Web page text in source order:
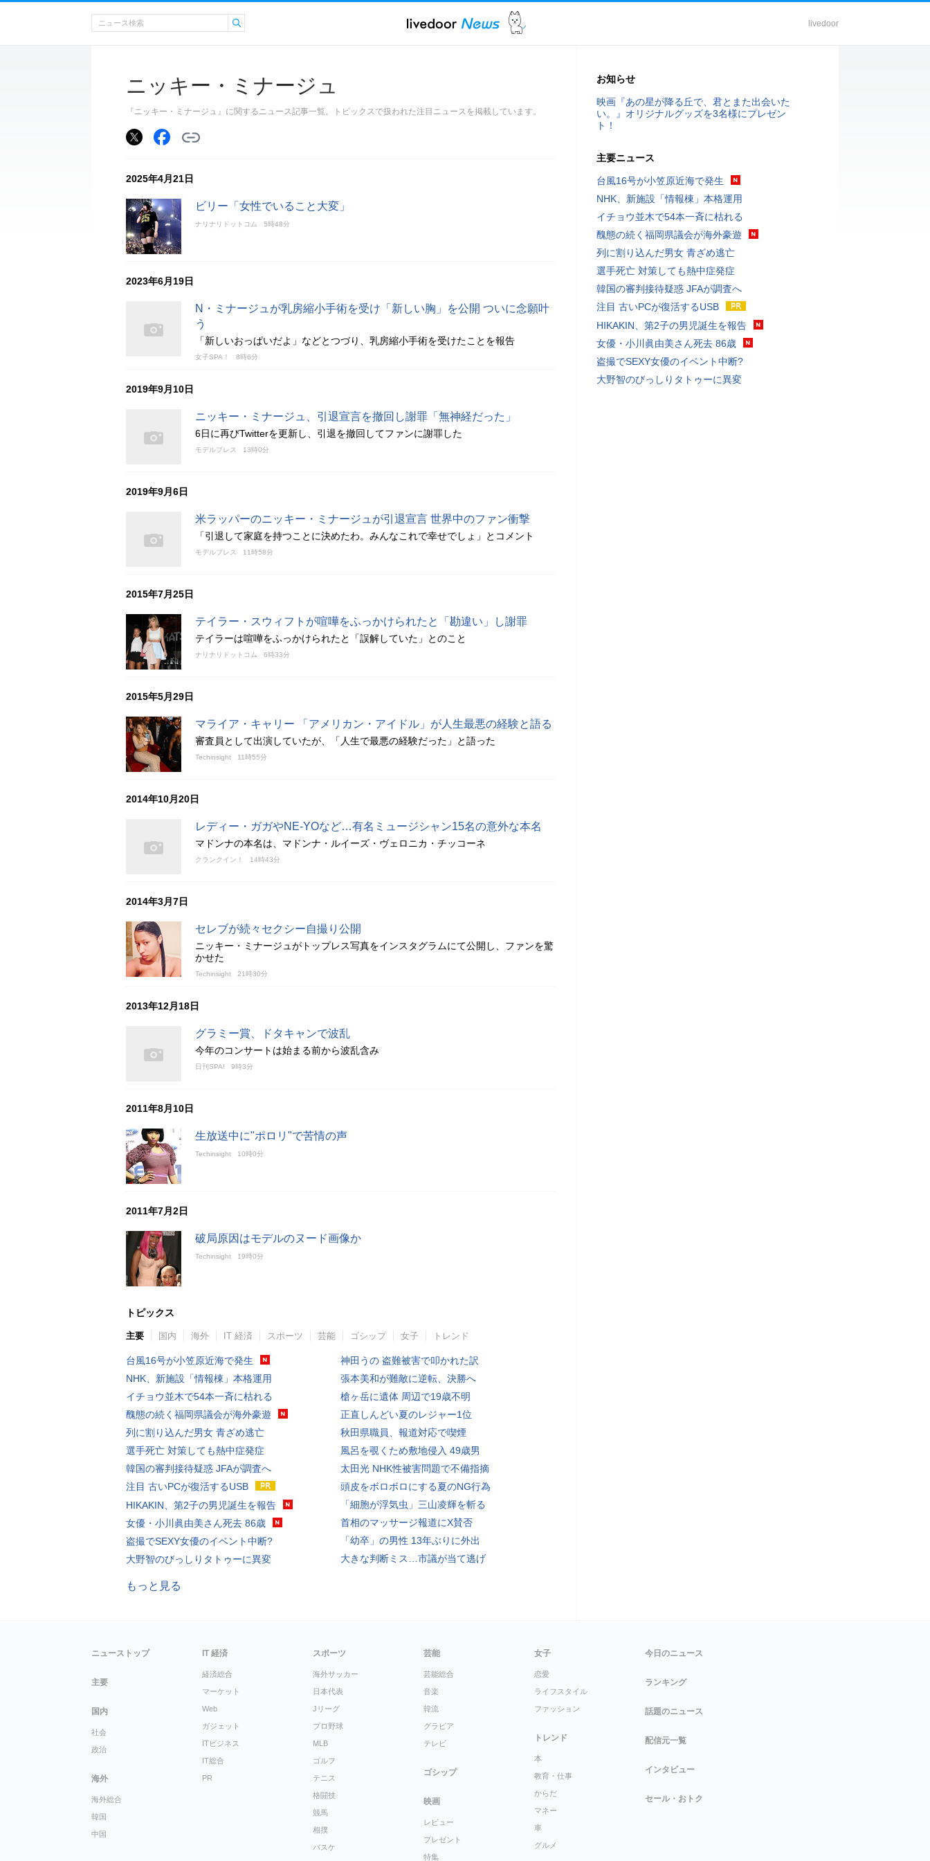
livedoor
ニッキー・ミナージュ
『ニッキー・ミナージュ』に関するニュース記事一覧。トピックスで扱われた注目ニュースを掲載しています。
2025年4月21日
ビリー「女性でいること大変」
ナリナリドットコム 5時48分
2023年6月19日
N・ミナージュが乳房縮小手術を受け「新しい胸」を公開 ついに念願叶
う
「新しいおっぱいだよ」などとつづり、乳房縮小手術を受けたことを報告
女子SPA！ 8時6分
2019年9月10日
ニッキー・ミナージュ、引退宣言を撤回し謝罪「無神経だった」
6日に再びTwitterを更新し、引退を撤回してファンに謝罪した
モデルプレス 13時0分
2019年9月6日
米ラッパーのニッキー・ミナージュが引退宣言 世界中のファン衝撃
「引退して家庭を持つことに決めたわ。みんなこれで幸せでしょ」とコメント
モデルプレス 11時58分
2015年7月25日
テイラー・スウィフトが喧嘩をふっかけられたと「勘違い」し謝罪
テイラーは喧嘩をふっかけられたと「誤解していた」とのこと
ナリナリドットコム 6時33分
2015年5月29日
マライア・キャリー 「アメリカン・アイドル」が人生最悪の経験と語る
審査員として出演していたが、「人生で最悪の経験だった」と語った
Techinsight 11時55分
2014年10月20日
レディー・ガガやNE-YOなど…有名ミュージシャン15名の意外な本名
マドンナの本名は、マドンナ・ルイーズ・ヴェロニカ・チッコーネ
クランクイン！ 14時43分
2014年3月7日
セレブが続々セクシー自撮り公開
ニッキー・ミナージュがトップレス写真をインスタグラムにて公開し、ファンを驚
かせた
Techinsight 21時30分
2013年12月18日
グラミー賞、ドタキャンで波乱
今年のコンサートは始まる前から波乱含み
日刊SPA! 9時3分
2011年8月10日
生放送中に"ポロリ"で苦情の声
Techinsight 10時0分
2011年7月2日
破局原因はモデルのヌード画像か
Techinsight 19時0分
トピックス
主要 国内 海外 IT 経済 スポーツ 芸能 ゴシップ 女子 トレンド
台風16号が小笠原近海で発生
NHK、新施設「情報棟」本格運用
イチョウ並木で54本一斉に枯れる
醜態の続く福岡県議会が海外豪遊
列に割り込んだ男女 青ざめ逃亡
選手死亡 対策しても熱中症発症
韓国の審判接待疑惑 JFAが調査へ
注目 古いPCが復活するUSB
HIKAKIN、第2子の男児誕生を報告
女優・小川眞由美さん死去 86歳
盗撮でSEXY女優のイベント中断?
大野智のびっしりタトゥーに異変
神田うの 盗難被害で叩かれた訳
張本美和が難敵に逆転、決勝へ
槍ヶ岳に遺体 周辺で19歳不明
正直しんどい夏のレジャー1位
秋田県職員、報道対応で喫煙
風呂を覗くため敷地侵入 49歳男
太田光 NHK性被害問題で不備指摘
頭皮をボロボロにする夏のNG行為
「細胞が浮気虫」三山凌輝を斬る
首相のマッサージ報道にX賛否
「幼卒」の男性 13年ぶりに外出
大きな判断ミス…市議が当て逃げ
もっと見る
お知らせ
映画『あの星が降る丘で、君とまた出会いた
い。』オリジナルグッズを3名様にプレゼン
ト！
主要ニュース
台風16号が小笠原近海で発生
NHK、新施設「情報棟」本格運用
イチョウ並木で54本一斉に枯れる
醜態の続く福岡県議会が海外豪遊
列に割り込んだ男女 青ざめ逃亡
選手死亡 対策しても熱中症発症
韓国の審判接待疑惑 JFAが調査へ
注目 古いPCが復活するUSB
HIKAKIN、第2子の男児誕生を報告
女優・小川眞由美さん死去 86歳
盗撮でSEXY女優のイベント中断?
大野智のびっしりタトゥーに異変
ニューストップ
主要
国内
社会
政治
海外
海外総合
韓国
中国
IT 経済
経済総合
マーケット
Web
ガジェット
ITビジネス
IT総合
PR
スポーツ
海外サッカー
日本代表
Jリーグ
プロ野球
MLB
ゴルフ
テニス
格闘技
競馬
相撲
バスケ
芸能
芸能総合
音楽
韓流
グラビア
テレビ
ゴシップ
映画
レビュー
プレゼント
特集
女子
恋愛
ライフスタイル
ファッション
トレンド
本
教育・仕事
からだ
マネー
車
グルメ
今日のニュース
ランキング
話題のニュース
配信元一覧
インタビュー
セール・おトク